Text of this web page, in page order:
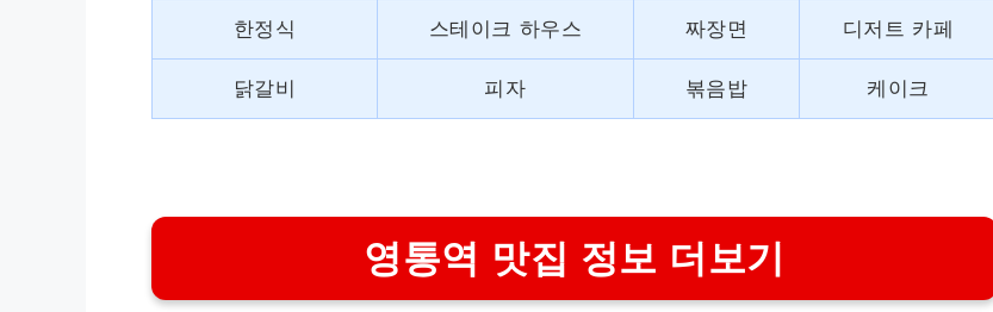
한정식 스테이크 하우스 짜장면 디저트 카페
닭갈비 피자 볶음밥 케이크
영통역 맛집 정보 더보기